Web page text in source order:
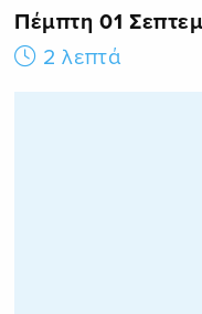
Πέμπτη 01
2 λεπτά